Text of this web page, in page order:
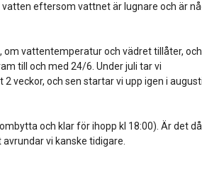
eftersom vattnet är lugnare och är
om vattentemperatur och vädret tillåter,
till och med 24/6. Under juli tar vi
veckor, och sen startar vi upp igen i
och klar för ihopp kl 18:00). Är det
vi kanske tidigare.